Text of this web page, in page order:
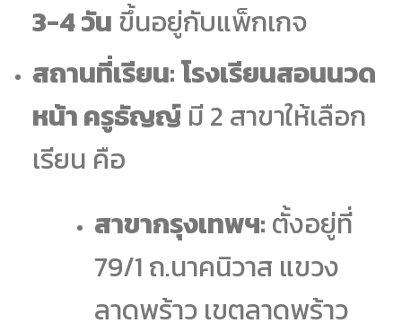
3-4 วัน ขึ้นอยู่กับแพ็กเกจ
สถานที่เรียน:โรงเรียนสอนนวด
หน้า ครูธัญญ์มี 2 สาขาให้เลือก
เรียน คือ
สาขากรุงเทพฯ: ตั้งอยู่ที่
79/1 ถ.นาคนิวาส แขวง
ลาดพร้าว เขตลาดพร้าว